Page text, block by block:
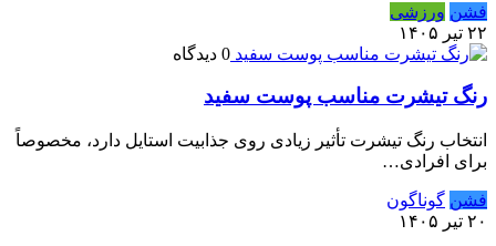
فشن ورزشی
۲۲ تیر ۱۴۰۵
0 دیدگاه
رنگ تیشرت مناسب پوست سفید
انتخاب رنگ تیشرت تأثیر زیادی روی جذابیت استایل دارد، مخصوصاً
برای افرادی…
فشن گوناگون
۲۰ تیر ۱۴۰۵